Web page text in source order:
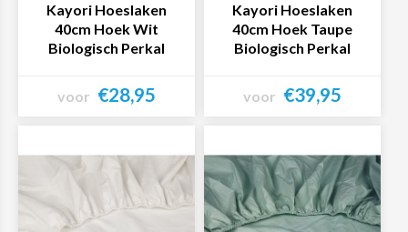
Kayori Hoeslaken
40cm Hoek Wit
Biologisch Perkal
voor €28,95
Kayori Hoeslaken
40cm Hoek Taupe
Biologisch Perkal
voor €39,95